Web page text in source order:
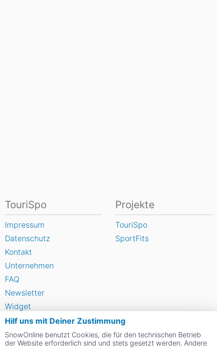
Hilf uns mit Deiner Zustimmung
SnowOnline benutzt Cookies, die für den technischen Betrieb
der Website erforderlich sind und stets gesetzt werden. Andere
TouriSpo
Impressum
Datenschutz
Kontakt
Unternehmen
FAQ
Newsletter
Widget
Umfragen
Skigebiet bewerten
Projekte
TouriSpo
SportFits